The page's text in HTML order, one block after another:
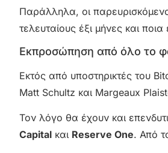
Παράλληλα, οι
τελευταίους έξι μήνες και
Εκπροσώπηση από όλο το
Εκτός από υποστηρικτές του
Matt Schultz και Margeaux
Τον λόγο θα έχουν και
Capital και Reserve One. Από